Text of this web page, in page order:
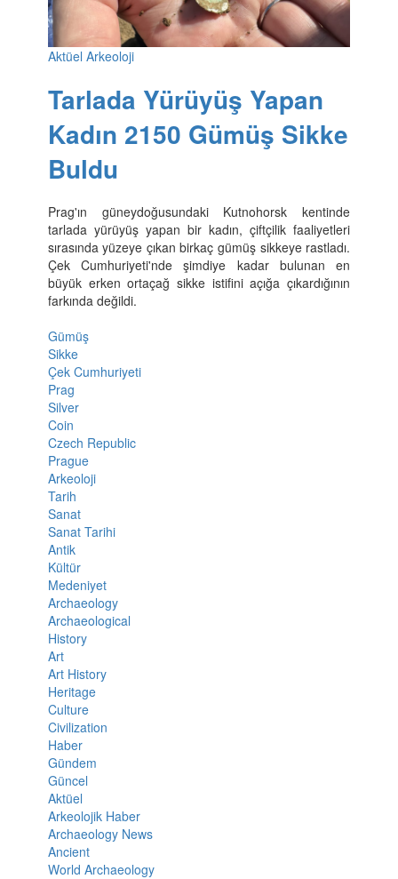
Aktüel Arkeoloji
Tarlada Yürüyüş Yapan
Kadın 2150 Gümüş Sikke
Buldu
Prag'ın güneydoğusundaki Kutnohorsk kentinde
tarlada yürüyüş yapan bir kadın, çiftçilik faaliyetleri
sırasında yüzeye çıkan birkaç gümüş sikkeye rastladı.
Çek Cumhuriyeti'nde şimdiye kadar bulunan en
büyük erken ortaçağ sikke istifini açığa çıkardığının
farkında değildi.
Gümüş
Sikke
Çek Cumhuriyeti
Prag
Silver
Coin
Czech Republic
Prague
Arkeoloji
Tarih
Sanat
Sanat Tarihi
Antik
Kültür
Medeniyet
Archaeology
Archaeological
History
Art
Art History
Heritage
Culture
Civilization
Haber
Gündem
Güncel
Aktüel
Arkeolojik Haber
Archaeology News
Ancient
World Archaeology